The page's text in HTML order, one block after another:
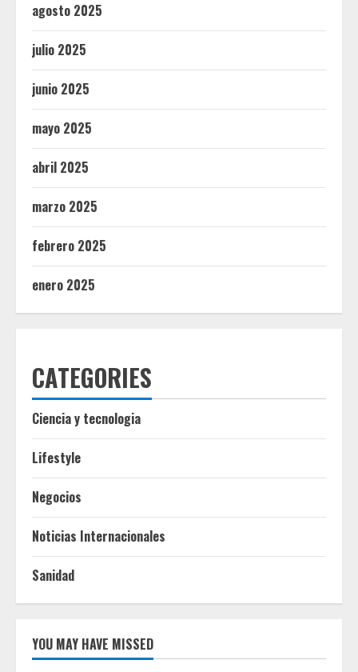
agosto 2025
julio 2025
junio 2025
mayo 2025
abril 2025
marzo 2025
febrero 2025
enero 2025
CATEGORIES
Ciencia y tecnologia
Lifestyle
Negocios
Noticias Internacionales
Sanidad
YOU MAY HAVE MISSED